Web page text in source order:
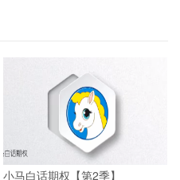
小马白话期权【第2季】